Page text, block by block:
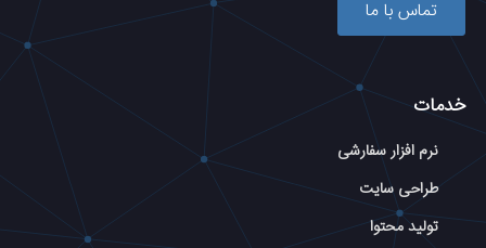
تماس با ما
خدمات
نرم افزار سفارشی
طراحی سایت
تولید محتوا